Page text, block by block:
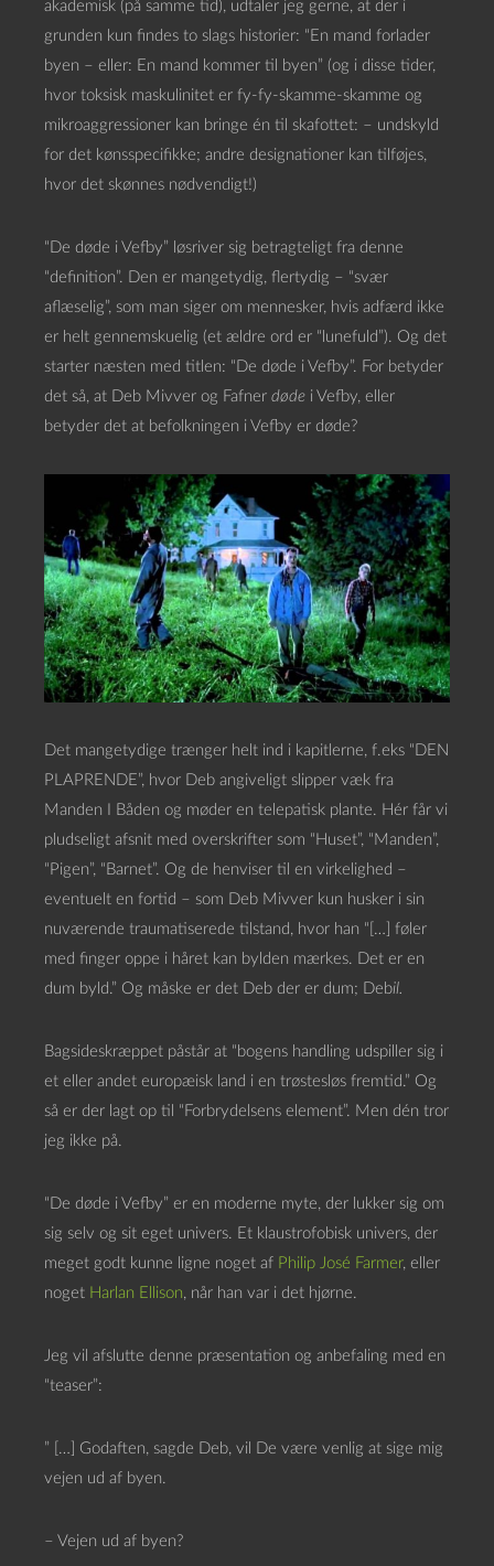
akademisk (på samme tid), udtaler jeg gerne, at der i
grunden kun findes to slags historier: “En mand forlader
byen – eller: En mand kommer til byen” (og i disse tider,
hvor toksisk maskulinitet er fy-fy-skamme-skamme og
mikroaggressioner kan bringe én til skafottet: – undskyld
for det kønsspecifikke; andre designationer kan tilføjes,
hvor det skønnes nødvendigt!)
“De døde i Vefby” løsriver sig betragteligt fra denne
“definition”. Den er mangetydig, flertydig – “svær
aflæselig”, som man siger om mennesker, hvis adfærd ikke
er helt gennemskuelig (et ældre ord er “lunefuld”). Og det
starter næsten med titlen: “De døde i Vefby”. For betyder
det så, at Deb Mivver og Fafner døde i Vefby, eller
betyder det at befolkningen i Vefby er døde?
Det mangetydige trænger helt ind i kapitlerne, f.eks “DEN
PLAPRENDE”, hvor Deb angiveligt slipper væk fra
Manden I Båden og møder en telepatisk plante. Hér får vi
pludseligt afsnit med overskrifter som “Huset”, “Manden”,
“Pigen”, “Barnet”. Og de henviser til en virkelighed –
eventuelt en fortid – som Deb Mivver kun husker i sin
nuværende traumatiserede tilstand, hvor han “[…] føler
med finger oppe i håret kan bylden mærkes. Det er en
dum byld.” Og måske er det Deb der er dum; Debil.
Bagsideskræppet påstår at “bogens handling udspiller sig i
et eller andet europæisk land i en trøstesløs fremtid.” Og
så er der lagt op til “Forbrydelsens element”. Men dén tror
jeg ikke på.
“De døde i Vefby” er en moderne myte, der lukker sig om
sig selv og sit eget univers. Et klaustrofobisk univers, der
meget godt kunne ligne noget af Philip José Farmer, eller
noget Harlan Ellison, når han var i det hjørne.
Jeg vil afslutte denne præsentation og anbefaling med en
“teaser”:
” […] Godaften, sagde Deb, vil De være venlig at sige mig
vejen ud af byen.
– Vejen ud af byen?